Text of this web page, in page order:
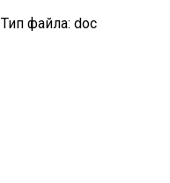
Тип файла: doc